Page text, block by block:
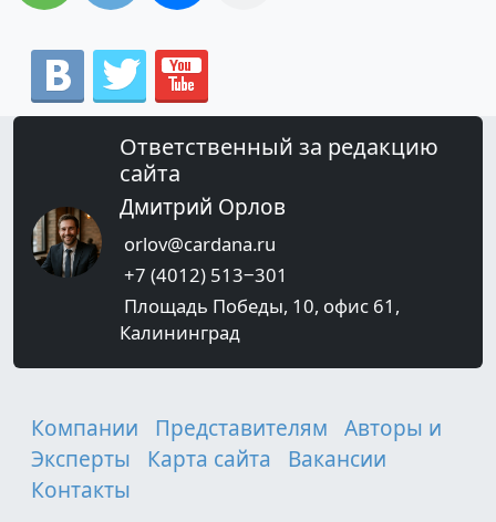
Ответственный за редакцию
сайта
Дмитрий Орлов
orlov@cardana.ru
+7 (4012) 513‒301
Площадь Победы, 10, офис 61,
Калининград
Компании Представителям
Авторы и
Эксперты
Карта сайта
Вакансии
Контакты